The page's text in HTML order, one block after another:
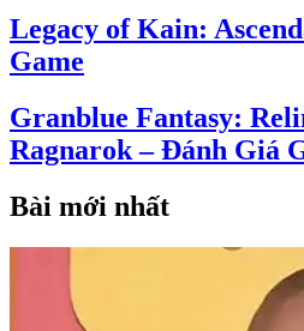
Legacy of Kain:
Game
Granblue Fantasy:
Ragnarok – Đánh Giá
Bài mới nhất